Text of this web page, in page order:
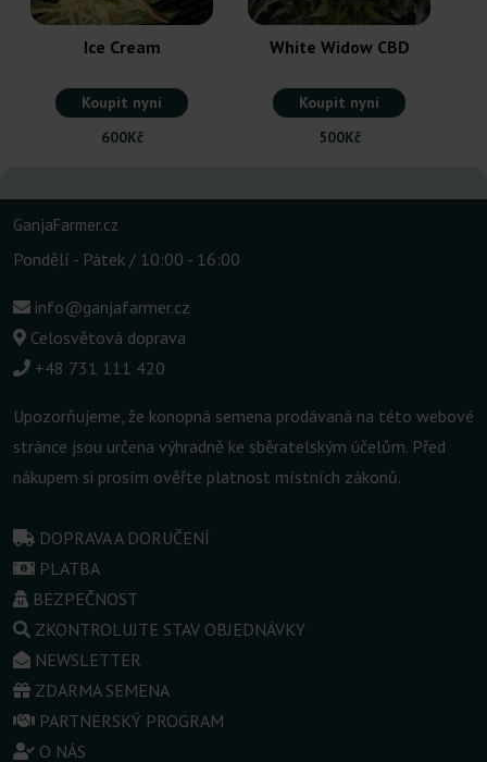
Ice Cream
Koupit nyní
600Kč
White Widow CBD
Koupit nyní
500Kč
GanjaFarmer.cz
Pondělí - Pátek / 10:00 - 16:00
info@ganjafarmer.cz
Celosvětová doprava
+48 731 111 420
Upozorňujeme, že konopná semena prodávaná na této webové
stránce jsou určena výhradně ke sběratelským účelům. Před
nákupem si prosím ověřte platnost místních zákonů.
DOPRAVA A DORUČENÍ
PLATBA
BEZPEČNOST
ZKONTROLUJTE STAV OBJEDNÁVKY
NEWSLETTER
ZDARMA SEMENA
PARTNERSKÝ PROGRAM
O NÁS